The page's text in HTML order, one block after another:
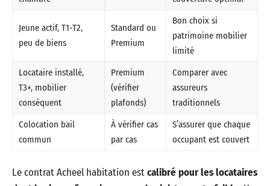
Jeune actif, T1-T2,
peu de biens
Standard ou
Premium
Bon choix si
patrimoine mobilier
limité
Locataire installé,
T3+, mobilier
conséquent
Premium
(vérifier
plafonds)
Comparer avec
assureurs
traditionnels
Colocation bail
commun
À vérifier cas
par cas
S’assurer que chaque
occupant est couvert
Le contrat Acheel habitation estcalibré pour les locataires